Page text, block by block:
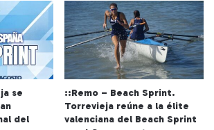
se
del
::Remo – Beach Sprint.
Torrevieja reúne a la élite
valenciana del Beach Sprint